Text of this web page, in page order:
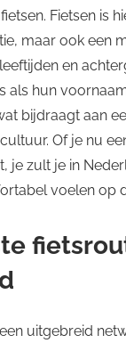
Fietsen is
maar ook een
en
als hun
bijdraagt aan
Of je nu
je zult je in
voelen op
uitgebreid